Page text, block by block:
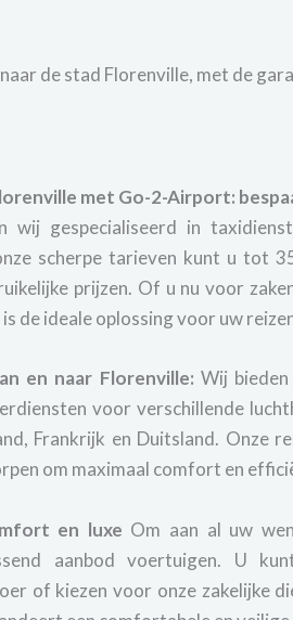
de stad Florenville, met de
met Go-2-Airport:
wij gespecialiseerd in
scherpe tarieven kunt u tot
prijzen. Of u nu voor
de ideale oplossing voor uw
en naar Florenville: Wij
voor verschillende
Frankrijk en Duitsland. Onze
om maximaal comfort en
en luxe Om aan al uw
aanbod voertuigen. U
of kiezen voor onze zakelijke